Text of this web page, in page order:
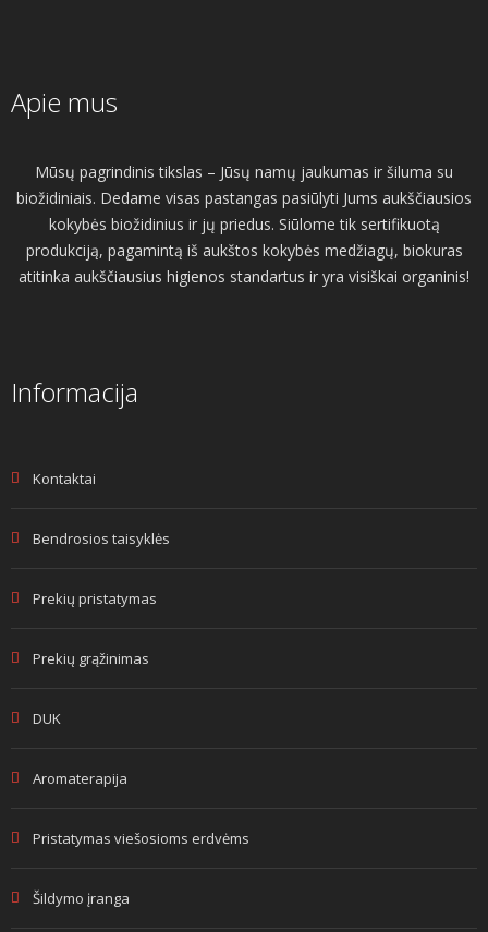
Apie mus
Mūsų pagrindinis tikslas – Jūsų namų jaukumas ir šiluma su
biožidiniais. Dedame visas pastangas pasiūlyti Jums aukščiausios
kokybės biožidinius ir jų priedus. Siūlome tik sertifikuotą
produkciją, pagamintą iš aukštos kokybės medžiagų, biokuras
atitinka aukščiausius higienos standartus ir yra visiškai organinis!
Informacija
Kontaktai
Bendrosios taisyklės
Prekių pristatymas
Prekių grąžinimas
DUK
Aromaterapija
Pristatymas viešosioms erdvėms
Šildymo įranga